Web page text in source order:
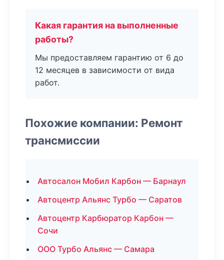
Какая гарантия на выполненные
работы?
Мы предоставляем гарантию от 6 до
12 месяцев в зависимости от вида
работ.
Похожие компании: Ремонт
трансмиссии
Автосалон Мобил Карбон — Барнаул
Автоцентр Альянс Турбо — Саратов
Автоцентр Карбюратор Карбон —
Сочи
ООО Турбо Альянс — Самара